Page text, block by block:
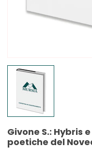
Givone S.: Hybris
poetiche del